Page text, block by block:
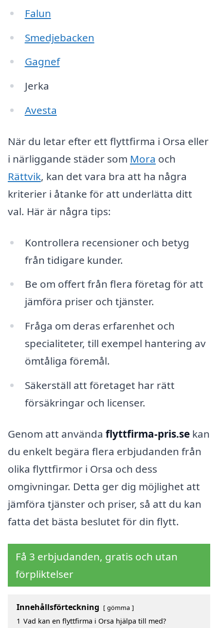
Falun
Smedjebacken
Gagnef
Jerka
Avesta
När du letar efter ett flyttfirma i Orsa eller
i närliggande städer som Mora och
Rättvik, kan det vara bra att ha några
kriterier i åtanke för att underlätta ditt
val. Här är några tips:
Kontrollera recensioner och betyg
från tidigare kunder.
Be om offert från flera företag för att
jämföra priser och tjänster.
Fråga om deras erfarenhet och
specialiteter, till exempel hantering av
ömtåliga föremål.
Säkerställ att företaget har rätt
försäkringar och licenser.
Genom att använda flyttfirma-pris.se kan
du enkelt begära flera erbjudanden från
olika flyttfirmor i Orsa och dess
omgivningar. Detta ger dig möjlighet att
jämföra tjänster och priser, så att du kan
fatta det bästa beslutet för din flytt.
Få 3 erbjudanden, gratis och utan
förpliktelser
Innehållsförteckning gömma
1 Vad kan en flyttfirma i Orsa hjälpa till med?